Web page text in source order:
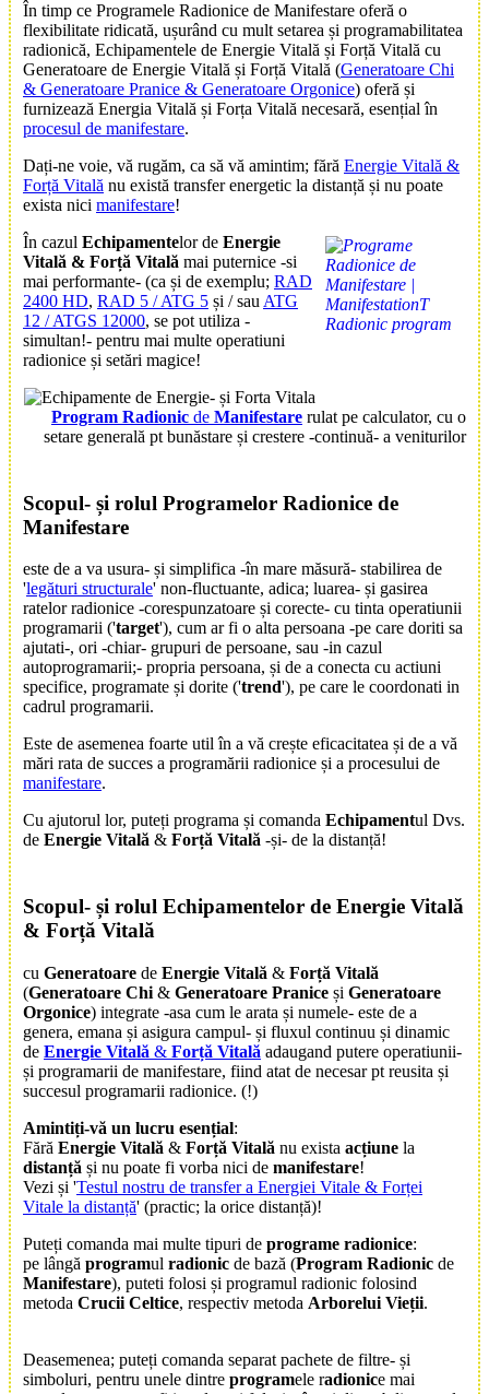
În timp ce Programele Radionice de Manifestare oferă o
flexibilitate ridicată, ușurând cu mult setarea și programabilitatea
radionică, Echipamentele de Energie Vitală și Forță Vitală cu
Generatoare de Energie Vitală și Forță Vitală (Generatoare Chi
& Generatoare Pranice & Generatoare Orgonice) oferă și
furnizează Energia Vitală și Forța Vitală necesară, esențial în
procesul de manifestare.
Dați-ne voie, vă rugăm, ca să vă amintim; fără Energie Vitală &
Forță Vitală nu există transfer energetic la distanță și nu poate
exista nici manifestare!
În cazul Echipamentelor de Energie
Vitală & Forță Vitală mai puternice -si
mai performante- (ca și de exemplu; RAD
2400 HD, RAD 5 / ATG 5 și / sau ATG
12 / ATGS 12000, se pot utiliza -
simultan!- pentru mai multe operatiuni
radionice și setări magice!
Program Radionic de Manifestare rulat pe calculator, cu o
setare generală pt bunăstare și crestere -continuă- a veniturilor
Scopul- și rolul Programelor Radionice de
Manifestare
este de a va usura- și simplifica -în mare măsură- stabilirea de
'legături structurale' non-fluctuante, adica; luarea- și gasirea
ratelor radionice -corespunzatoare și corecte- cu tinta operatiunii
programarii ('target'), cum ar fi o alta persoana -pe care doriti sa
ajutati-, ori -chiar- grupuri de persoane, sau -in cazul
autoprogramarii;- propria persoana, și de a conecta cu actiuni
specifice, programate și dorite ('trend'), pe care le coordonati in
cadrul programarii.
Este de asemenea foarte util în a vă crește eficacitatea și de a vă
mări rata de succes a programării radionice și a procesului de
manifestare.
Cu ajutorul lor, puteți programa și comanda Echipamentul Dvs.
de Energie Vitală & Forță Vitală -și- de la distanță!
Scopul- și rolul Echipamentelor de Energie Vitală
& Forță Vitală
cu Generatoare de Energie Vitală & Forță Vitală
(Generatoare Chi & Generatoare Pranice și Generatoare
Orgonice) integrate -asa cum le arata și numele- este de a
genera, emana și asigura campul- și fluxul continuu și dinamic
de Energie Vitală & Forță Vitală adaugand putere operatiunii-
și programarii de manifestare, fiind atat de necesar pt reusita și
succesul programarii radionice. (!)
Amintiți-vă un lucru esențial:
Fără Energie Vitală & Forță Vitală nu exista acțiune la
distanță și nu poate fi vorba nici de manifestare!
Vezi și 'Testul nostru de transfer a Energiei Vitale & Forței
Vitale la distanță' (practic; la orice distanță)!
Puteți comanda mai multe tipuri de programe radionice:
pe lângă programul radionic de bază (Program Radionic de
Manifestare), puteti folosi și programul radionic folosind
metoda Crucii Celtice, respectiv metoda Arborelui Vieții.
Deasemenea; puteți comanda separat pachete de filtre- și
simboluri, pentru unele dintre programele radionice mai